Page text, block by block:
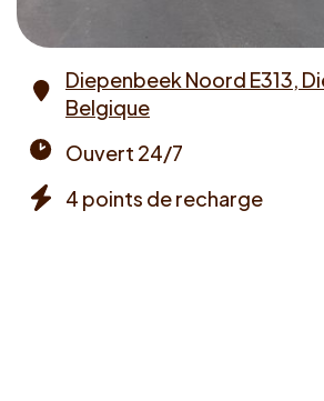
Address
Diepenbeek Noord E313,
Belgique
times
Ouvert 24/7
4 points de recharge